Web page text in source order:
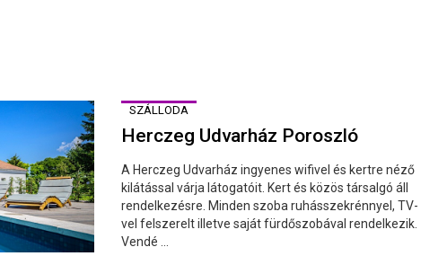
SZÁLLODA
Herczeg Udvarház Poroszló
A Herczeg Udvarház ingyenes wifivel és kertre néző
kilátással várja látogatóit. Kert és közös társalgó áll
rendelkezésre. Minden szoba ruhásszekrénnyel, TV-
vel felszerelt illetve saját fürdőszobával rendelkezik.
Vendé ...